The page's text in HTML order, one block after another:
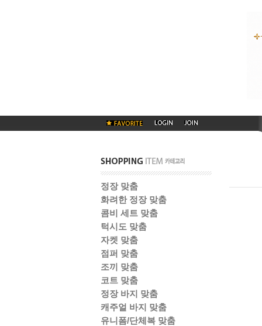
정장 맞춤
화려한 정장 맞춤
콤비 세트 맞춤
턱시도 맞춤
자켓 맞춤
점퍼 맞춤
조끼 맞춤
코트 맞춤
정장 바지 맞춤
캐주얼 바지 맞춤
유니폼/단체복 맞춤